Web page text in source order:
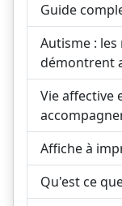
Guide
Autisme :
démontrent
Vie affective
Affiche à
Qu'est ce